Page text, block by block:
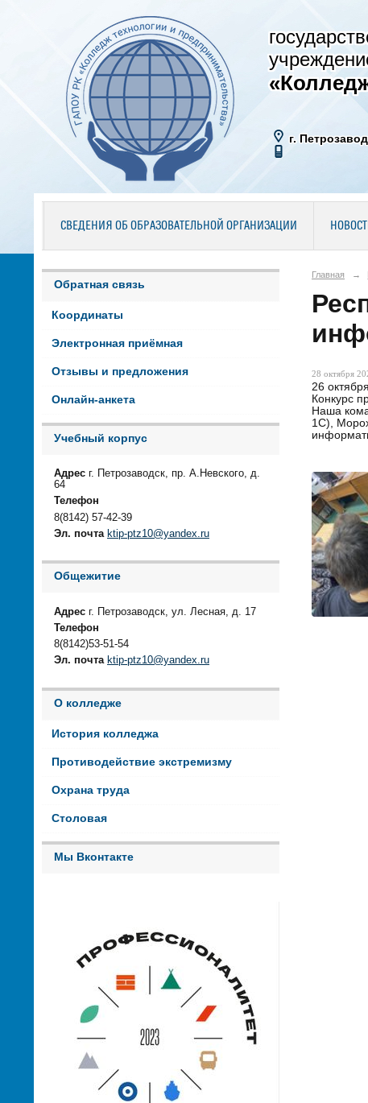
г.
СВЕДЕНИЯ ОБ ОБРАЗОВАТЕЛЬНОЙ ОРГАНИЗАЦИИ
Обратная связь
Координаты
Электронная приёмная
Отзывы и предложения
Онлайн-анкета
Учебный корпус
Адрес г. Петрозаводск, пр. А.Невского, д.
64
Телефон
8(8142) 57-42-39
Эл. почта ktip-ptz10@yandex.ru
Общежитие
Адрес г. Петрозаводск, ул. Лесная, д. 17
Телефон
8(8142)53-51-54
Эл. почта ktip-ptz10@yandex.ru
О колледже
История колледжа
Противодействие экстремизму
Охрана труда
Столовая
Мы Вконтакте
Главная →
28 октября
26
Конкурс
Наша
1С),